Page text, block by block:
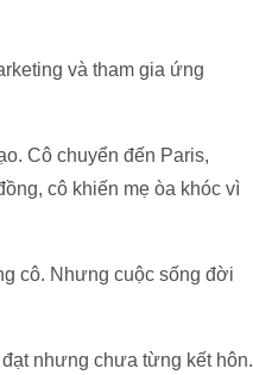
và tham gia ứng
Cô chuyển đến Paris,
cô khiến mẹ òa khóc vì
cô. Nhưng cuộc sống đời
nhưng chưa từng kết hôn.